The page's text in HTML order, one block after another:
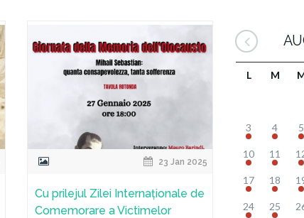
23 Jan 2025
Cu prilejul Zilei Internaționale de
Comemorare a Victimelor
L M
3 4 5
10 11
17 18
24 25